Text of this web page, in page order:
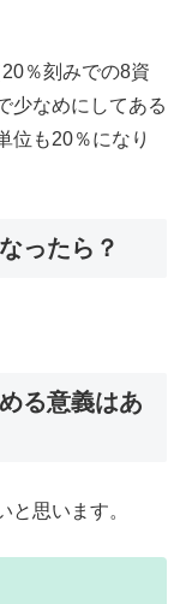
％刻みでの8資
少なめにしてある
位も20％になり
ったら？
る意義はあ
思います。